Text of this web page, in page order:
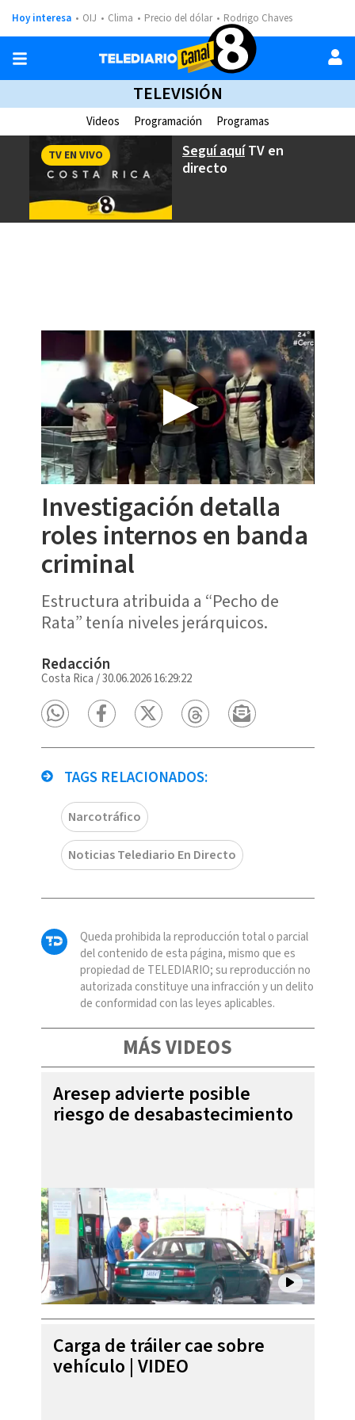
Hoy interesa OIJ Clima Precio del dólar Rodrigo Chaves
TELEVISIÓN
Videos Programación Programas
Seguí aquíTV en
directo
TV EN VIVO
Investigación detalla
roles internos en banda
criminal
Estructura atribuida a “Pecho de
Rata” tenía niveles jerárquicos.
Redacción
Costa Rica /30.06.2026 16:29:22
TAGS RELACIONADOS:
Narcotráfico
Noticias Telediario En Directo
Queda prohibida la reproducción total o parcial
del contenido de esta página, mismo que es
propiedad de TELEDIARIO; su reproducción no
autorizada constituye una infracción y un delito
de conformidad con las leyes aplicables.
MÁS VIDEOS
Aresep advierte posible
riesgo de desabastecimiento
Carga de tráiler cae sobre
vehículo | VIDEO